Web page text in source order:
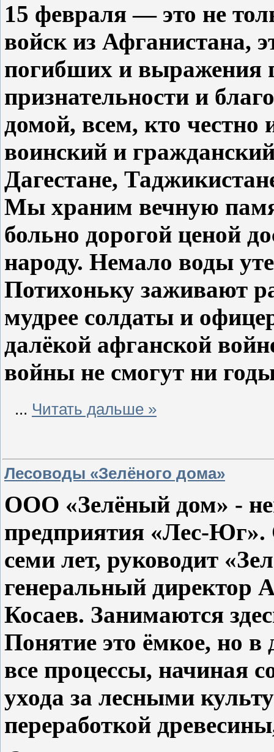
15 февраля — это не
войск из Афганистана,
погибших и выражения
признательности и
домой, всем, кто честно
воинский и
Дагестане,
Мы храним вечную
больно дорогой ценой
народу. Немало воды
Потихоньку заживают
мудрее солдаты и
далёкой афганской
войны не смогут ни
... Читать дальше »
Лесоводы «Зелёного дома»
ООО «Зелёный дом» -
предприятия «Лес-Юг».
семи лет, руководит
генеральный директор
Косаев. Занимаются
Понятие это ёмкое, но в
все процессы, начиная
ухода за лесными
переработкой